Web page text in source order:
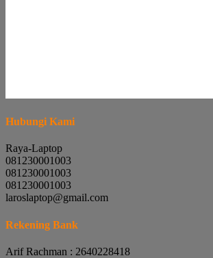
Hubungi Kami
Raya-Laptop
081230001003
081230001003
081230001003
laroslaptop@gmail.com
Rekening Bank
Arif Rachman : 2640228418